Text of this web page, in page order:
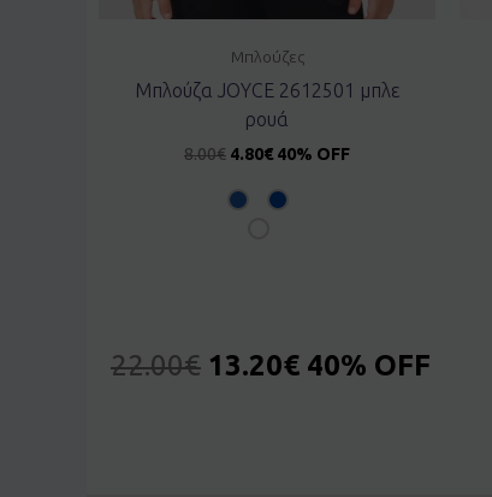
Μπλούζες
Μπλούζα JOYCE 2612501 μπλε
ρουά
8.00€ 4.80€ 40% OFF
22.00€ 13.20€ 40% OFF